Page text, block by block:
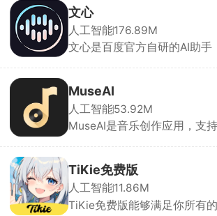
多种不同性格的AI角色可供自
无论高冷、热情还是温柔，每
有独立的背景故事与独特人格
可亲手创造专属虚拟角色，自
文心
人工智能176.89M
文心是百度官方自研的AI助手
够用，想要高清画图、深度逻
开会员包月，适合国内使用习
工作日常打杂都很实用。
MuseAI
人工智能53.92M
MuseAI是音乐创作应用，支
式，可哼唱转曲、改词翻唱，
成MV。系统接入DeepSeek大
门槛输出高质量音频，满足从
业用户的需求。
TiKie免费版
人工智能11.86M
TiKie免费版能够满足你所有